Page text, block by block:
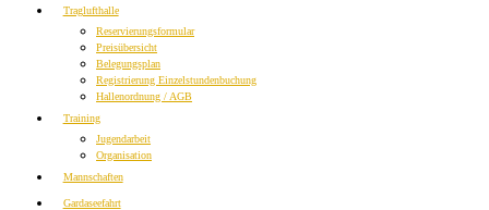
Traglufthalle
Reservierungsformular
Preisübersicht
Belegungsplan
Registrierung Einzelstundenbuchung
Hallenordnung / AGB
Training
Jugendarbeit
Organisation
Mannschaften
Gardaseefahrt